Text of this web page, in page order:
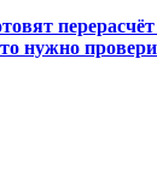
нужно